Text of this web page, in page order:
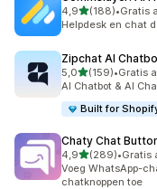
4,9van 5 sterren
(188)
188 recensies in
•Gratis
Helpdesk en chat
Zipchat AI
5,0van 5 sterren
(159)
159 recensies in
•Gratis
AI Chatbot & AI
Built for
Chaty Chat
4,9van 5 sterren
(289)
289 recensies in
•Gratis
Voeg WhatsApp-
chatknoppen toe